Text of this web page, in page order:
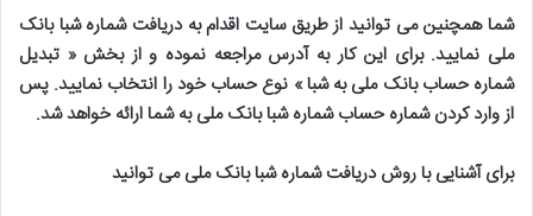
شما همچنین می توانید از طریق سایت اقدام به دریافت شماره شبا بانک
ملی نمایید. برای این کار به آدرس مراجعه نموده و از بخش « تبدیل
شماره حساب بانک ملی به شبا» نوع حساب خود را انتخاب نمایید. پس
از وارد کردن شماره حساب شماره شبا بانک ملی به شما ارائه خواهد شد.
برای آشنایی با روش دریافت شماره شبا بانک ملی می توانید